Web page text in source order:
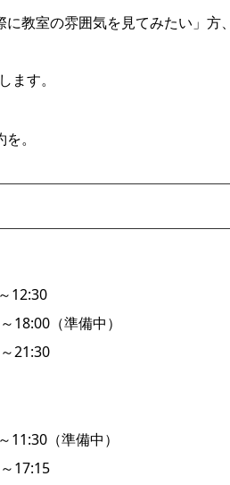
に教室の雰囲気を見てみたい」方
します。
。
12:30
（準備中）
（準備中）